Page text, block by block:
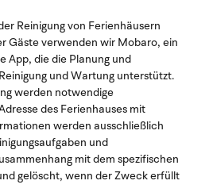
Reinigung von Ferienhäusern
Gäste verwenden wir Mobaro, ein
App, die die Planung und
und Wartung unterstützt.
werden notwendige
des Ferienhauses mit
werden ausschließlich
und
mit dem spezifischen
gelöscht, wenn der Zweck erfüllt